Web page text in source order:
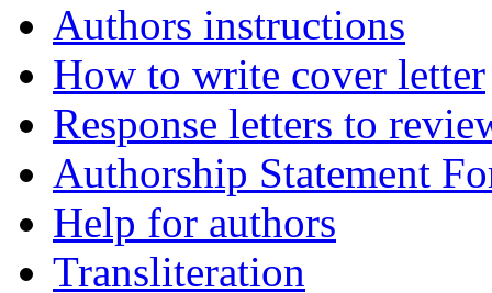
Authors instructions
How to write cover letter
Response letters to
Authorship Statement
Help for authors
Transliteration